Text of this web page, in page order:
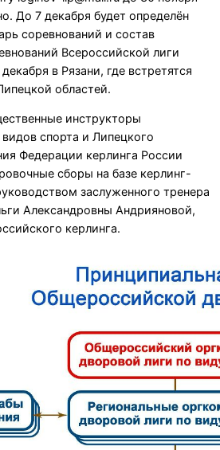
До 7 декабря будет определён
соревнований и состав
Всероссийской лиги
в Рязани, где встретятся
областей.
инструкторы
спорта и Липецкого
Федерации керлинга России
сборы на базе керлинг-
заслуженного тренера
Александровны Андрияновой,
керлинга.